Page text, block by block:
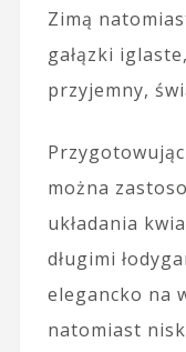
Zimą
gałązki
przyjemny,
można
układania
długimi
elegancko na
natomiast